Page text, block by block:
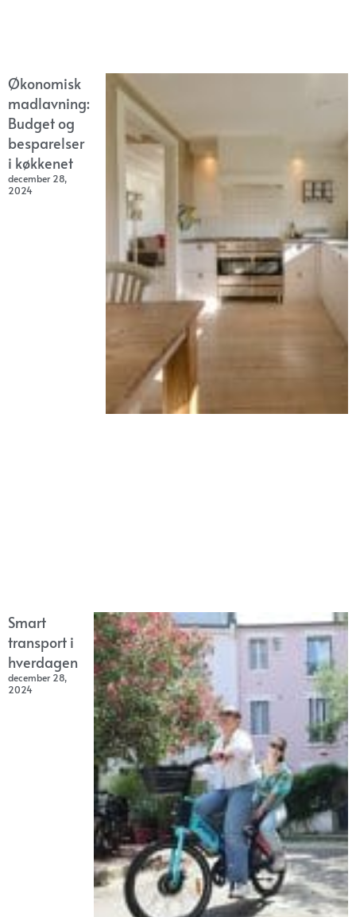
Økonomisk
madlavning:
Budget og
besparelser
i køkkenet
december 28,
2024
Smart
transport i
hverdagen
december 28,
2024